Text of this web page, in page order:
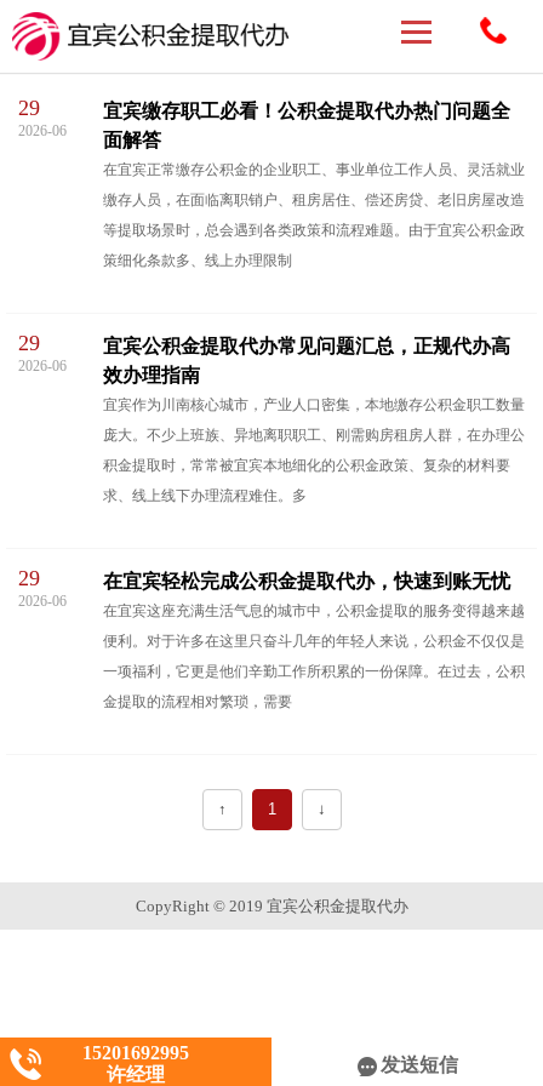
29
2026-06
宜宾缴存职工必看！公积金提取代办热门问题全
面解答
在宜宾正常缴存公积金的企业职工、事业单位工作人员、灵活就业
缴存人员，在面临离职销户、租房居住、偿还房贷、老旧房屋改造
等提取场景时，总会遇到各类政策和流程难题。由于宜宾公积金政
策细化条款多、线上办理限制
29
2026-06
宜宾公积金提取代办常见问题汇总，正规代办高
效办理指南
宜宾作为川南核心城市，产业人口密集，本地缴存公积金职工数量
庞大。不少上班族、异地离职职工、刚需购房租房人群，在办理公
积金提取时，常常被宜宾本地细化的公积金政策、复杂的材料要
求、线上线下办理流程难住。多
29
2026-06
在宜宾轻松完成公积金提取代办，快速到账无忧
在宜宾这座充满生活气息的城市中，公积金提取的服务变得越来越
便利。对于许多在这里只奋斗几年的年轻人来说，公积金不仅仅是
一项福利，它更是他们辛勤工作所积累的一份保障。在过去，公积
金提取的流程相对繁琐，需要
↑ 1 ↓
CopyRight © 2019 宜宾公积金提取代办
15201692995
许经理
发送短信